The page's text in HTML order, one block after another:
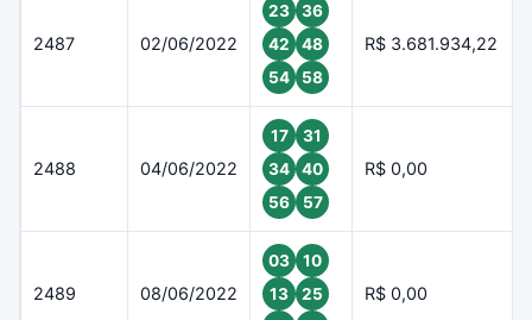
2487 02/06/2022
23
36
42
48
54
58
R$ 3.681.934,22
2488 04/06/2022
17
31
34
40
56
57
R$ 0,00
2489 08/06/2022
03
10
13
25
R$ 0,00